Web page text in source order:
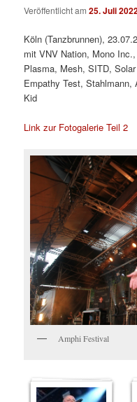
Veröffentlicht am25. Juli
Köln (Tanzbrunnen),
mit VNV Nation, Mono
Plasma, Mesh, SITD,
Empathy Test, Stahlmann,
Kid
Link zur Fotogalerie Teil 2
Amphi Festival